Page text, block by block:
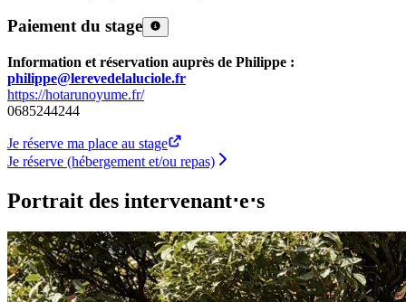
Paiement du stage
Information et réservation auprès de Philippe :
philippe@lerevedelaluciole.fr
https://hotarunoyume.fr/
0685244244
Je réserve ma place au stage
Je réserve (hébergement et/ou repas)
Portrait des intervenant⋅e⋅s